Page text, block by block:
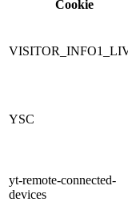
Cookie
YSC
yt-remote-connected-
devices